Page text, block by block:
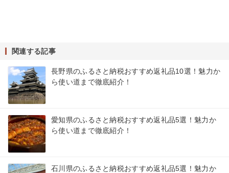
関連する記事
長野県のふるさと納税おすすめ返礼品10選！魅力か
ら使い道まで徹底紹介！
愛知県のふるさと納税おすすめ返礼品5選！魅力か
ら使い道まで徹底紹介！
石川県のふるさと納税おすすめ返礼品5選！魅力か